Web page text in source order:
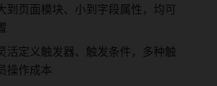
到页面模块、小到字段属性，均可
活定义触发器、触发条件，多种触
操作成本